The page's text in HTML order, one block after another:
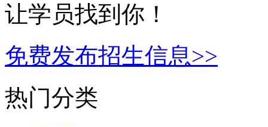
让学员找到你！
免费发布招生信息>>
热门分类